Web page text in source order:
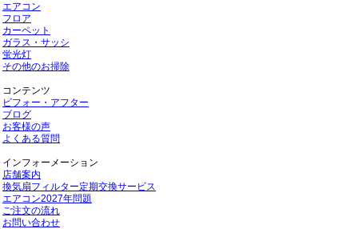
エアコン
フロア
カーペット
ガラス・サッシ
蛍光灯
その他のお掃除
コンテンツ
ビフォー・アフター
ブログ
お客様の声
よくある質問
インフォーメーション
店舗案内
換気扇フィルター定期交換サービス
エアコン2027年問題
ご注文の流れ
お問い合わせ